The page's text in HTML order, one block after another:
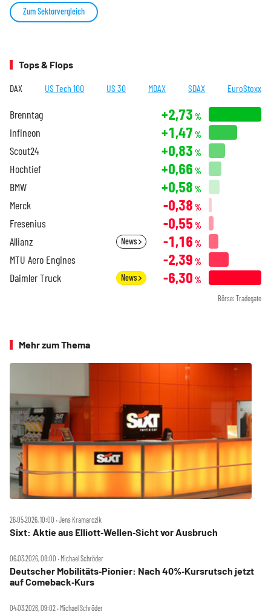
Zum Sektorvergleich
Tops & Flops
DAX US Tech 100 US 30 MDAX SDAX EuroStoxx
Brenntag +2,73 %
Infineon +1,47 %
Scout24 +0,83 %
Hochtief +0,66 %
BMW +0,58 %
Merck -0,38 %
Fresenius -0,55 %
Allianz News -1,16 %
MTU Aero Engines -2,39 %
Daimler Truck News -6,30 %
Börse: Tradegate
Mehr zum Thema
26.05.2026, 10:00 ‧ Jens Kramarczik
Sixt: Aktie aus Elliott‑Wellen‑Sicht vor Ausbruch
06.03.2026, 08:00 ‧ Michael Schröder
Deutscher Mobilitäts‑Pionier: Nach 40%‑Kursrutsch jetzt
auf Comeback‑Kurs
04.03.2026, 09:02 ‧ Michael Schröder